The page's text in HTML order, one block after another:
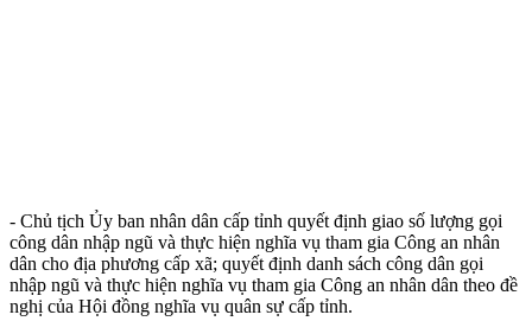
- Chủ tịch Ủy ban nhân dân cấp tỉnh quyết định giao số lượng gọi
công dân nhập ngũ và thực hiện nghĩa vụ tham gia Công an nhân
dân cho địa phương cấp xã; quyết định danh sách công dân gọi
nhập ngũ và thực hiện nghĩa vụ tham gia Công an nhân dân theo đề
nghị của Hội đồng nghĩa vụ quân sự cấp tỉnh.